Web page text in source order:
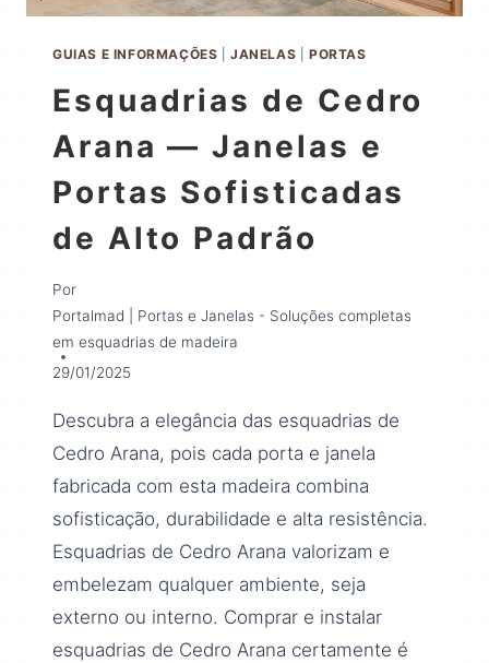
GUIAS E INFORMAÇÕES |JANELAS |PORTAS
Esquadrias de Cedro
Arana — Janelas e
Portas Sofisticadas
de Alto Padrão
Por
Portalmad | Portas e Janelas - Soluções completas
em esquadrias de madeira
29/01/2025
Descubra a elegância das esquadrias de
Cedro Arana, pois cada porta e janela
fabricada com esta madeira combina
sofisticação, durabilidade e alta resistência.
Esquadrias de Cedro Arana valorizam e
embelezam qualquer ambiente, seja
externo ou interno. Comprar e instalar
esquadrias de Cedro Arana certamente é